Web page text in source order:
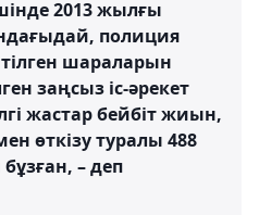
2013 жылғы
полиция
шараларын
заңсыз іс-әрекет
жастар бейбіт жиын,
өткізу туралы 488
– деп